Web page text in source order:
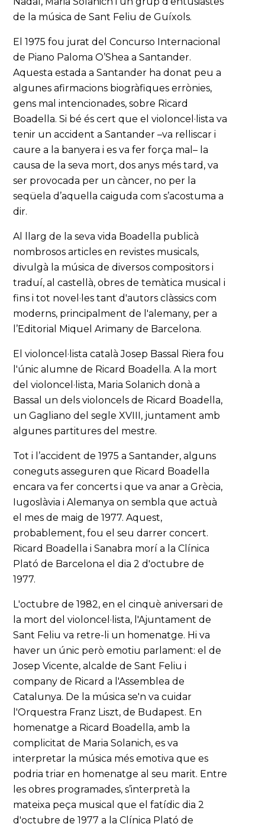
de la música de Sant Feliu de Guíxols.
El 1975 fou jurat del Concurso Internacional
de Piano Paloma O’Shea a Santander.
Aquesta estada a Santander ha donat peu a
algunes afirmacions biogràfiques errònies,
gens mal intencionades, sobre Ricard
Boadella. Si bé és cert que el violoncel·lista va
tenir un accident a Santander –va relliscar i
caure a la banyera i es va fer força mal– la
causa de la seva mort, dos anys més tard, va
ser provocada per un càncer, no per la
seqüela d’aquella caiguda com s’acostuma a
dir.
Al llarg de la seva vida Boadella publicà
nombrosos articles en revistes musicals,
divulgà la música de diversos compositors i
traduí, al castellà, obres de temàtica musical i
fins i tot novel·les tant d'autors clàssics com
moderns, principalment de l'alemany, per a
l’Editorial Miquel Arimany de Barcelona.
El violoncel·lista català Josep Bassal Riera fou
l'únic alumne de Ricard Boadella. A la mort
del violoncel·lista, Maria Solanich donà a
Bassal un dels violoncels de Ricard Boadella,
un Gagliano del segle XVIII, juntament amb
algunes partitures del mestre.
Tot i l’accident de 1975 a Santander, alguns
coneguts asseguren que Ricard Boadella
encara va fer concerts i que va anar a Grècia,
Iugoslàvia i Alemanya on sembla que actuà
el mes de maig de 1977. Aquest,
probablement, fou el seu darrer concert.
Ricard Boadella i Sanabra morí a la Clínica
Plató de Barcelona el dia 2 d'octubre de
1977.
L'octubre de 1982, en el cinquè aniversari de
la mort del violoncel·lista, l'Ajuntament de
Sant Feliu va retre-li un homenatge. Hi va
haver un únic però emotiu parlament: el de
Josep Vicente, alcalde de Sant Feliu i
company de Ricard a l'Assemblea de
Catalunya. De la música se'n va cuidar
l'Orquestra Franz Liszt, de Budapest. En
homenatge a Ricard Boadella, amb la
complicitat de Maria Solanich, es va
interpretar la música més emotiva que es
podria triar en homenatge al seu marit. Entre
les obres programades, s’interpretà la
mateixa peça musical que el fatídic dia 2
d'octubre de 1977 a la Clínica Plató de